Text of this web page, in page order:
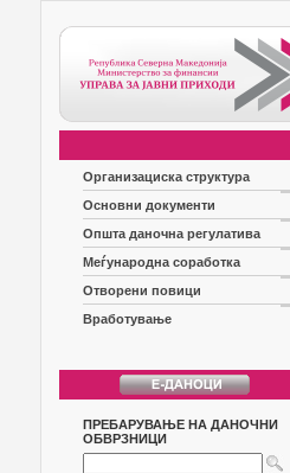
Организациска структура
Основни документи
Општа даночна регулатива
Меѓународна соработка
Отворени повици
Вработување
ПРЕБАРУВАЊЕ НА ДАНОЧНИ
ОБВРЗНИЦИ